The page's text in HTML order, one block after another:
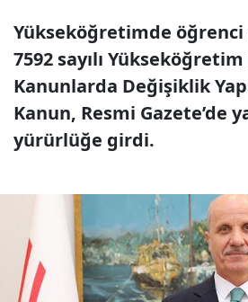
Yükseköğretimde öğrenci
7592 sayılı
Kanunlarda Değişiklik
Kanun, Resmi Gazete’de
yürürlüğe girdi.